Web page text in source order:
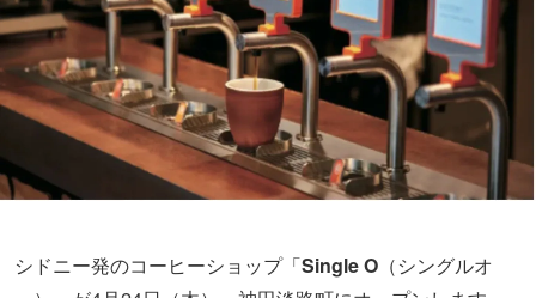
シドニー発のコーヒーショップ「Single O （シングルオ